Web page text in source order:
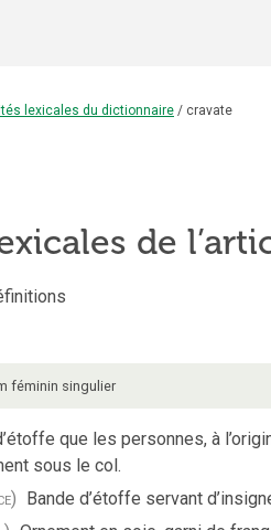
lexicales du dictionnaire / cravate
de
féminin singulier
que les personnes, à
sous le col.
Bande d’étoffe servant